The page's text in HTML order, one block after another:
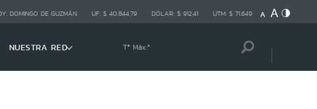
DOMINGO DE GUZMÁN UF: $ 40.844,79 DÓLAR: $ 912,41 UTM: $ 71.649
NUESTRA RED Tª Máx:º